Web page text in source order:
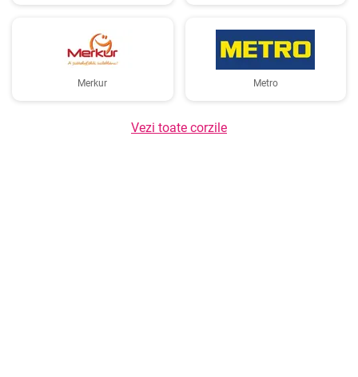
Merkur Metro
Vezi toate corzile